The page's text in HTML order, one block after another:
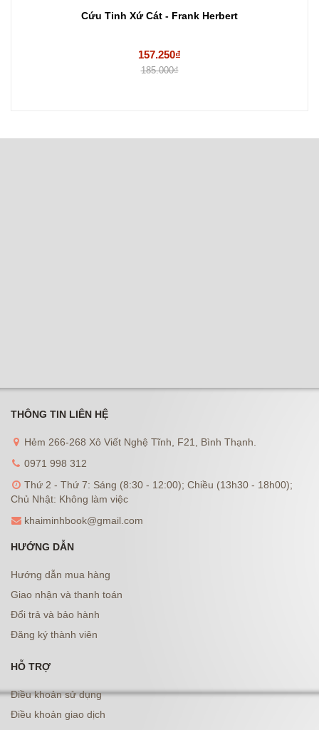
Cứu Tinh Xứ Cát - Frank Herbert
157.250₫
185.000₫
THÔNG TIN LIÊN HỆ
Hẻm 266-268 Xô Viết Nghệ Tĩnh, F21, Bình Thạnh.
0971 998 312
Thứ 2 - Thứ 7: Sáng (8:30 - 12:00); Chiều (13h30 - 18h00);
Chủ Nhật: Không làm việc
khaiminhbook@gmail.com
HƯỚNG DẪN
Hướng dẫn mua hàng
Giao nhận và thanh toán
Đổi trả và bảo hành
Đăng ký thành viên
HỖ TRỢ
Điều khoản sử dụng
Điều khoản giao dịch